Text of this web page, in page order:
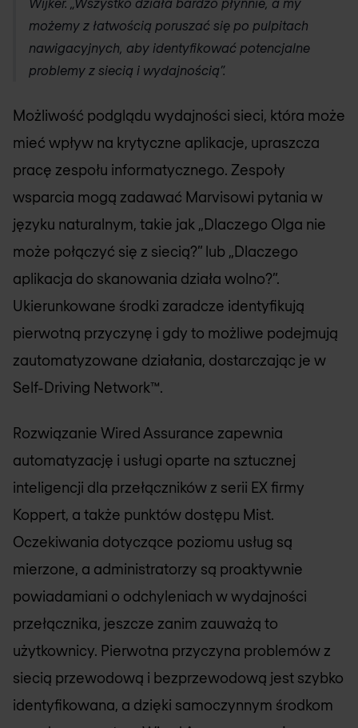
możemy z łatwością poruszać się po pulpitach
nawigacyjnych, aby identyfikować potencjalne
problemy z siecią i wydajnością”.
Możliwość podglądu wydajności sieci, która może
mieć wpływ na krytyczne aplikacje, upraszcza
pracę zespołu informatycznego. Zespoły
wsparcia mogą zadawać Marvisowi pytania w
języku naturalnym, takie jak „Dlaczego Olga nie
może połączyć się z siecią?” lub „Dlaczego
aplikacja do skanowania działa wolno?”.
Ukierunkowane środki zaradcze identyfikują
pierwotną przyczynę i gdy to możliwe podejmują
zautomatyzowane działania, dostarczając je w
Self-Driving Network™.
Rozwiązanie Wired Assurance zapewnia
automatyzację i usługi oparte na sztucznej
inteligencji dla przełączników z serii EX firmy
Koppert, a także punktów dostępu Mist.
Oczekiwania dotyczące poziomu usług są
mierzone, a administratorzy są proaktywnie
powiadamiani o odchyleniach w wydajności
przełącznika, jeszcze zanim zauważą to
użytkownicy. Pierwotna przyczyna problemów z
siecią przewodową i bezprzewodową jest szybko
identyfikowana, a dzięki samoczynnym środkom